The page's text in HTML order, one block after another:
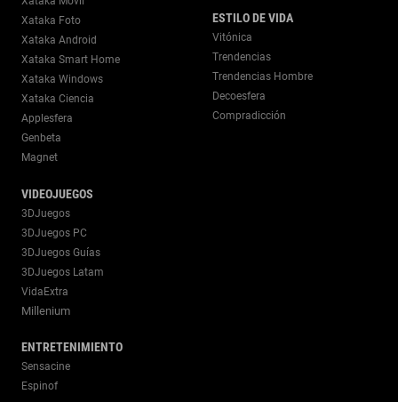
Xataka Foto
Xataka Android
Xataka Smart Home
Xataka Windows
Xataka Ciencia
Applesfera
Genbeta
Magnet
VIDEOJUEGOS
3DJuegos
3DJuegos PC
3DJuegos Guías
3DJuegos Latam
VidaExtra
Millenium
ENTRETENIMIENTO
Sensacine
Espinof
ESTILO DE VIDA
Vitónica
Trendencias
Trendencias Hombre
Decoesfera
Compradicción